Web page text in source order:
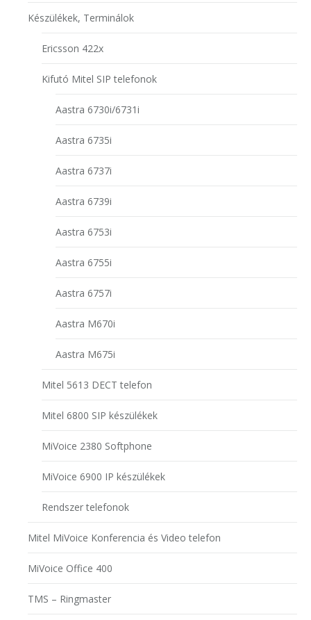
Készülékek, Terminálok
Ericsson 422x
Kifutó Mitel SIP telefonok
Aastra 6730i/6731i
Aastra 6735i
Aastra 6737i
Aastra 6739i
Aastra 6753i
Aastra 6755i
Aastra 6757i
Aastra M670i
Aastra M675i
Mitel 5613 DECT telefon
Mitel 6800 SIP készülékek
MiVoice 2380 Softphone
MiVoice 6900 IP készülékek
Rendszer telefonok
Mitel MiVoice Konferencia és Video telefon
MiVoice Office 400
TMS – Ringmaster